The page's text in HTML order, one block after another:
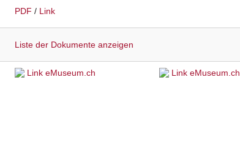
PDF / Link
Liste der Dokumente anzeigen
Link eMuseum.ch Link eMuseum.ch